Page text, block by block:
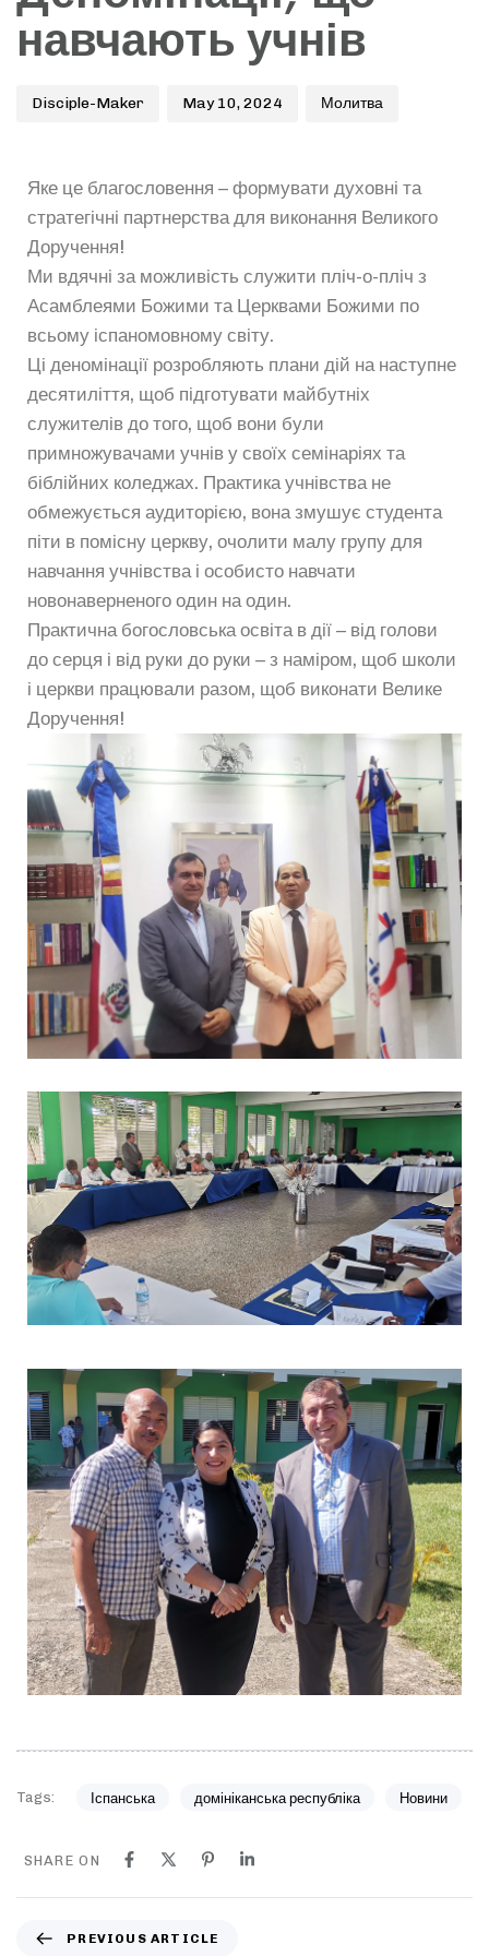
навчають учнів
Disciple-Maker May 10, 2024 Молитва
Яке це благословення – формувати духовні та
стратегічні партнерства для виконання Великого
Доручення!
Ми вдячні за можливість служити пліч-о-пліч з
Асамблеями Божими та Церквами Божими по
всьому іспаномовному світу.
Ці деномінації розробляють плани дій на наступне
десятиліття, щоб підготувати майбутніх
служителів до того, щоб вони були
примножувачами учнів у своїх семінаріях та
біблійних коледжах. Практика учнівства не
обмежується аудиторією, вона змушує студента
піти в помісну церкву, очолити малу групу для
навчання учнівства і особисто навчати
новонаверненого один на один.
Практична богословська освіта в дії – від голови
до серця і від руки до руки – з наміром, щоб школи
і церкви працювали разом, щоб виконати Велике
Доручення!
Tags: Іспанська домініканська республіка Новини
SHARE ON
PREVIOUS ARTICLE